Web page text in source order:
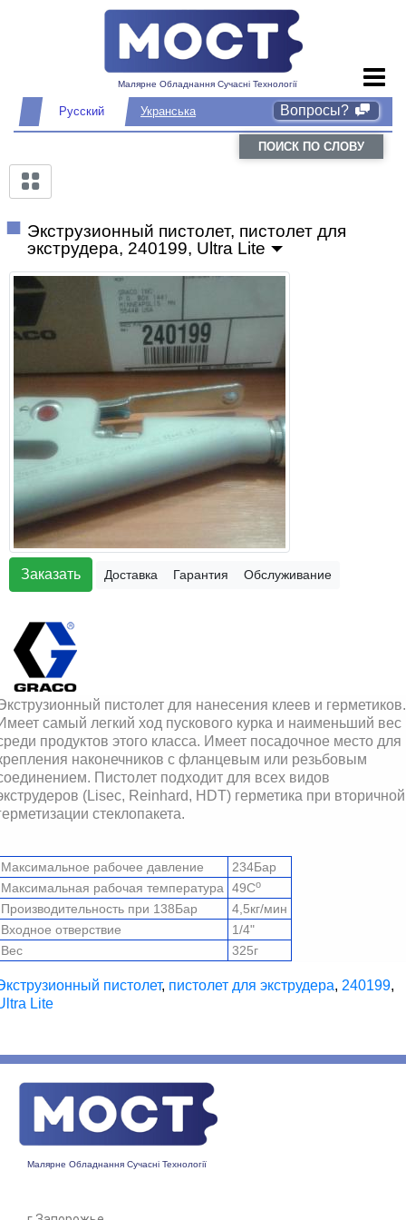
Малярне Обладнання Сучасні Технології
Русский Укранська Вопросы?
ПОИСК ПО СЛОВУ
Экструзионный пистолет, пистолет для
экструдера, 240199, Ultra Lite
Заказать Доставка Гарантия Обслуживание
пистолет для нанесения клеев и герметиков.
самый легкий ход пускового курка и наименьший вес
продуктов этого класса. Имеет посадочное место для
наконечников с фланцевым или резьбовым
Пистолет подходит для всех видов
(Lisec, Reinhard, HDT) герметика при вторичной
стеклопакета.
Максимальное рабочее давление
234Бар
Максимальная рабочая температура
49Со
Производительность при 138Бар
4,5кг/мин
Входное отверствие
1/4"
Вес
325г
пистолет, пистолет для экструдера, 240199,
Lite
Малярне Обладнання Сучасні Технології